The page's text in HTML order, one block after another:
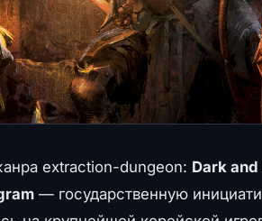
extraction-dungeon: Dark
— государственную